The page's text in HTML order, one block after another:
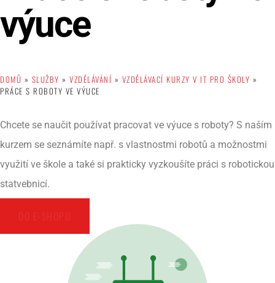
výuce
DOMŮ » SLUŽBY » VZDĚLÁVÁNÍ » VZDĚLÁVACÍ KURZY V IT PRO ŠKOLY »
PRÁCE S ROBOTY VE VÝUCE
Chcete se naučit používat pracovat ve výuce s roboty? S naším
kurzem se seznámíte např. s vlastnostmi robotů a možnostmi
využití ve škole a také si prakticky vyzkoušíte práci s robotickou
statvebnicí.
DO E-SHOPU